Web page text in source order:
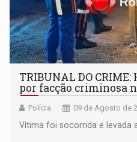
TRIBUNAL DO
por facção criminosa
Polícia 09 de Agosto de
Vítima foi socorrida e levada